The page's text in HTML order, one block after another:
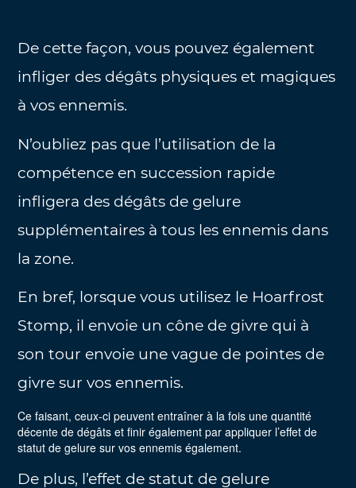
De cette façon, vous pouvez également
infliger des dégâts physiques et magiques
à vos ennemis.
N’oubliez pas que l’utilisation de la
compétence en succession rapide
infligera des dégâts de gelure
supplémentaires à tous les ennemis dans
la zone.
En bref, lorsque vous utilisez le Hoarfrost
Stomp, il envoie un cône de givre qui à
son tour envoie une vague de pointes de
givre sur vos ennemis.
Ce faisant, ceux-ci peuvent entraîner à la fois une quantité
décente de dégâts et finir également par appliquer l’effet de
statut de gelure sur vos ennemis également.
De plus, l’effet de statut de gelure